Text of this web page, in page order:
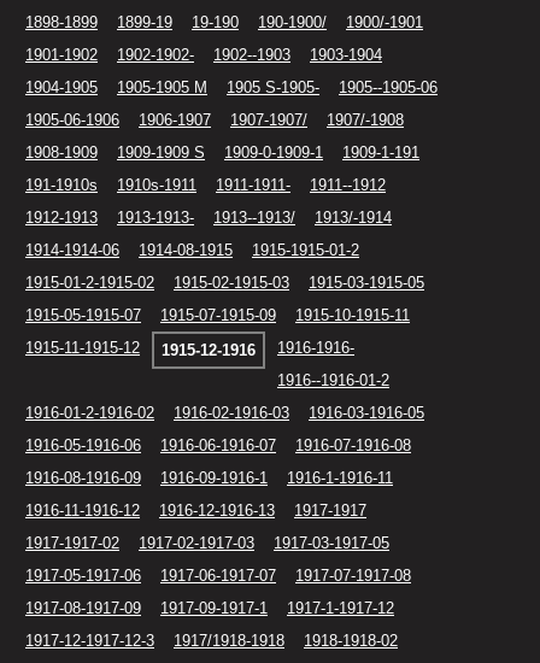
1898-1899
1899-19 19-190 190-1900/
1900/-1901
1901-1902
1902-1902- 1902--1903
1903-1904
1904-1905
1905-1905 M 1905 S-1905-
1905--1905-06
1905-06-1906
1906-1907 1907-1907/
1907/-1908
1908-1909
1909-1909 S 1909-0-1909-1
1909-1-191
191-1910s
1910s-1911 1911-1911-
1911--1912
1912-1913
1913-1913- 1913--1913/
1913/-1914
1914-1914-06
1914-08-1915
1915-1915-01-2
1915-01-2-1915-02
1915-02-1915-03
1915-03-1915-05
1915-05-1915-07
1915-07-1915-09
1915-10-1915-11
1915-11-1915-12
1915-12-1916
1916-1916-
1916--1916-01-2
1916-01-2-1916-02
1916-02-1916-03
1916-03-1916-05
1916-05-1916-06
1916-06-1916-07
1916-07-1916-08
1916-08-1916-09
1916-09-1916-1
1916-1-1916-11
1916-11-1916-12
1916-12-1916-13
1917-1917
1917-1917-02
1917-02-1917-03
1917-03-1917-05
1917-05-1917-06
1917-06-1917-07
1917-07-1917-08
1917-08-1917-09
1917-09-1917-1
1917-1-1917-12
1917-12-1917-12-3
1917/1918-1918
1918-1918-02